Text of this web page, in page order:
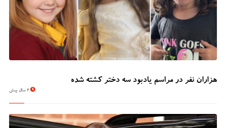
هزاران نفر در مراسم یادبود سه دختر کشته شده
2 سال پیش